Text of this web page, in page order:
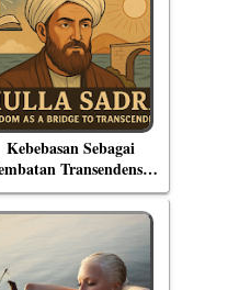
Kebebasan Sebagai
Transendensi:
Menyelami Filsafat
Mulla Sadra